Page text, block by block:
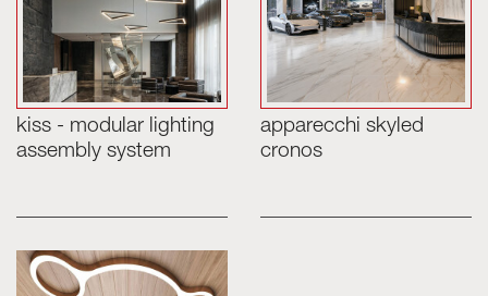
Binario trifase (230V)
Binario 48V
Binario mini 24V
Spotlights e Downlights
Lightbox con frontale tessile
kiss - modular lighting
assembly system
apparecchi skyled
cronos